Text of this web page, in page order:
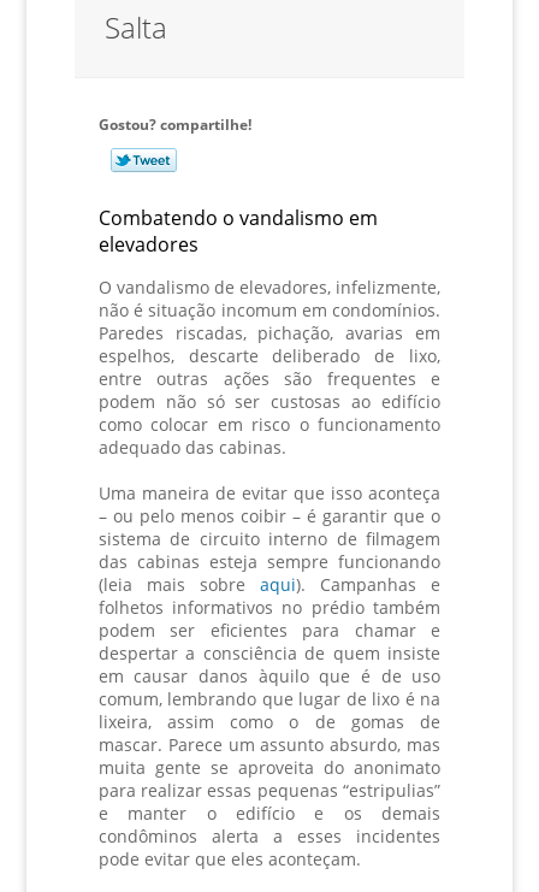
Salta
Gostou? compartilhe!
Combatendo o vandalismo em
elevadores
O vandalismo de elevadores, infelizmente,
não é situação incomum em condomínios.
Paredes riscadas, pichação, avarias em
espelhos, descarte deliberado de lixo,
entre outras ações são frequentes e
podem não só ser custosas ao edifício
como colocar em risco o funcionamento
adequado das cabinas.
Uma maneira de evitar que isso aconteça
– ou pelo menos coibir – é garantir que o
sistema de circuito interno de filmagem
das cabinas esteja sempre funcionando
(leia mais sobreaqui). Campanhas e
folhetos informativos no prédio também
podem ser eficientes para chamar e
despertar a consciência de quem insiste
em causar danos àquilo que é de uso
comum, lembrando que lugar de lixo é na
lixeira, assim como o de gomas de
mascar. Parece um assunto absurdo, mas
muita gente se aproveita do anonimato
para realizar essas pequenas “estripulias”
e manter o edifício e os demais
condôminos alerta a esses incidentes
pode evitar que eles aconteçam.